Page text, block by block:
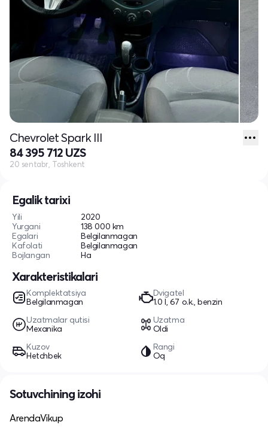
Egalik tarixi
Yili
2020
Yurgani
138 000 km
Egalari
Belgilanmagan
Kafolati
Belgilanmagan
Bojlangan
Ha
Xarakteristikalari
Komplektatsiya
Belgilanmagan
Dvigatel
1.0 l, 67 o.k., benzin
Uzatmalar qutisi
Mexanika
Uzatma
Oldi
Kuzov
Hetchbek
Rangi
Oq
Chevrolet Spark III
84 395 712 UZS
20 sentabr, Toshkent
Sotuvchining izohi
ArendaVikup